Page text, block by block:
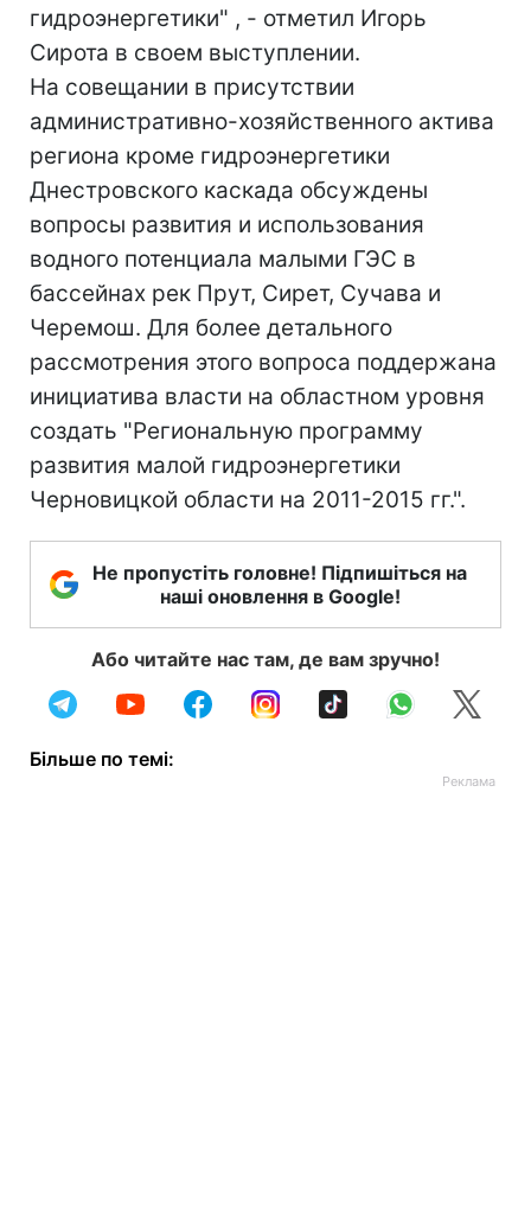
гидроэнергетики" , - отметил Игорь
Сирота в своем выступлении.
На совещании в присутствии
административно-хозяйственного актива
региона кроме гидроэнергетики
Днестровского каскада обсуждены
вопросы развития и использования
водного потенциала малыми ГЭС в
бассейнах рек Прут, Сирет, Сучава и
Черемош. Для более детального
рассмотрения этого вопроса поддержана
инициатива власти на областном уровня
создать "Региональную программу
развития малой гидроэнергетики
Черновицкой области на 2011-2015 гг.".
Не пропустіть головне! Підпишіться на
наші оновлення в Google!
Або читайте нас там, де вам зручно!
Більше по темі: